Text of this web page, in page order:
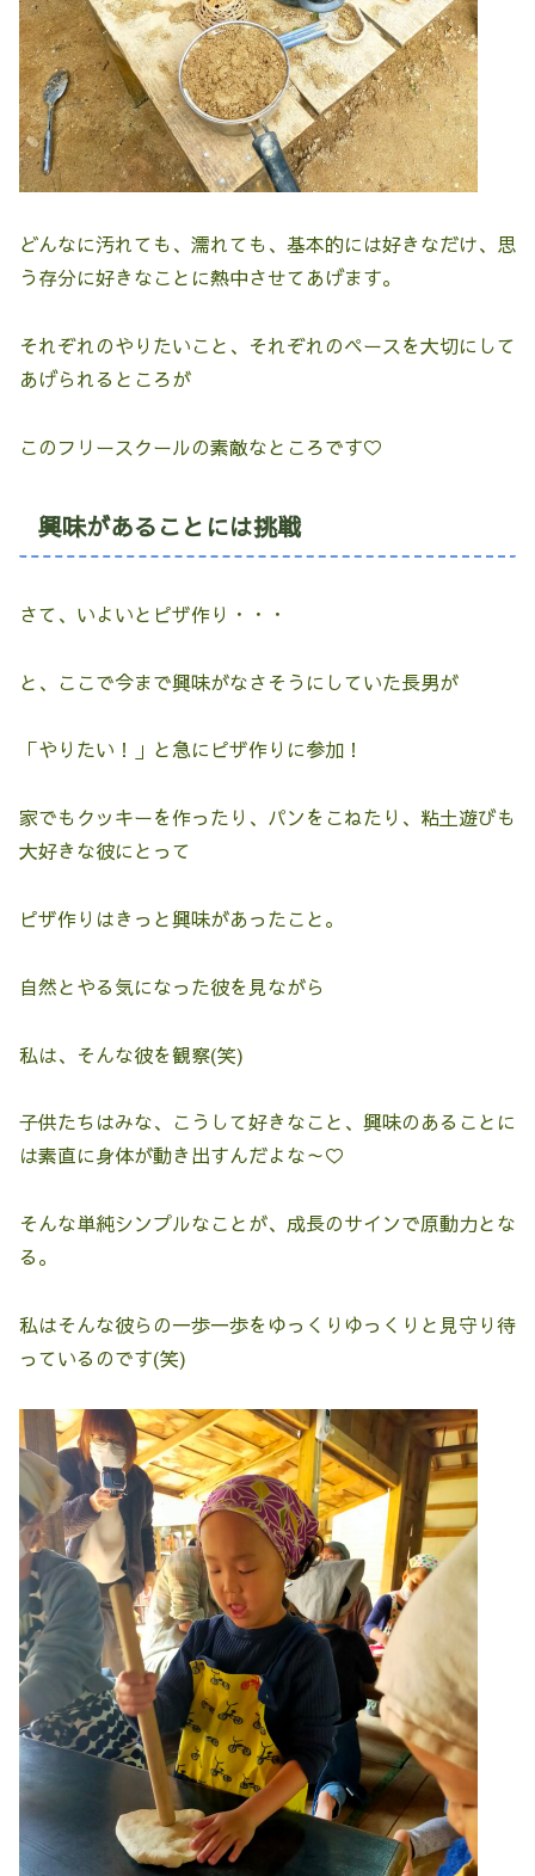
どんなに汚れても、濡れても、基本的には好きなだけ、思
う存分に好きなことに熱中させてあげます。
それぞれのやりたいこと、それぞれのペースを大切にして
あげられるところが
このフリースクールの素敵なところです♡
興味があることには挑戦
さて、いよいとピザ作り・・・
と、ここで今まで興味がなさそうにしていた長男が
「やりたい！」と急にピザ作りに参加！
家でもクッキーを作ったり、パンをこねたり、粘土遊びも
大好きな彼にとって
ピザ作りはきっと興味があったこと。
自然とやる気になった彼を見ながら
私は、そんな彼を観察(笑)
子供たちはみな、こうして好きなこと、興味のあることに
は素直に身体が動き出すんだよな～♡
そんな単純シンプルなことが、成長のサインで原動力とな
る。
私はそんな彼らの一歩一歩をゆっくりゆっくりと見守り待
っているのです(笑)